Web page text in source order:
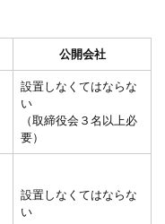
公開会社
設置しなくてはならな
い
（取締役会３名以上必
要）
設置しなくてはならな
い